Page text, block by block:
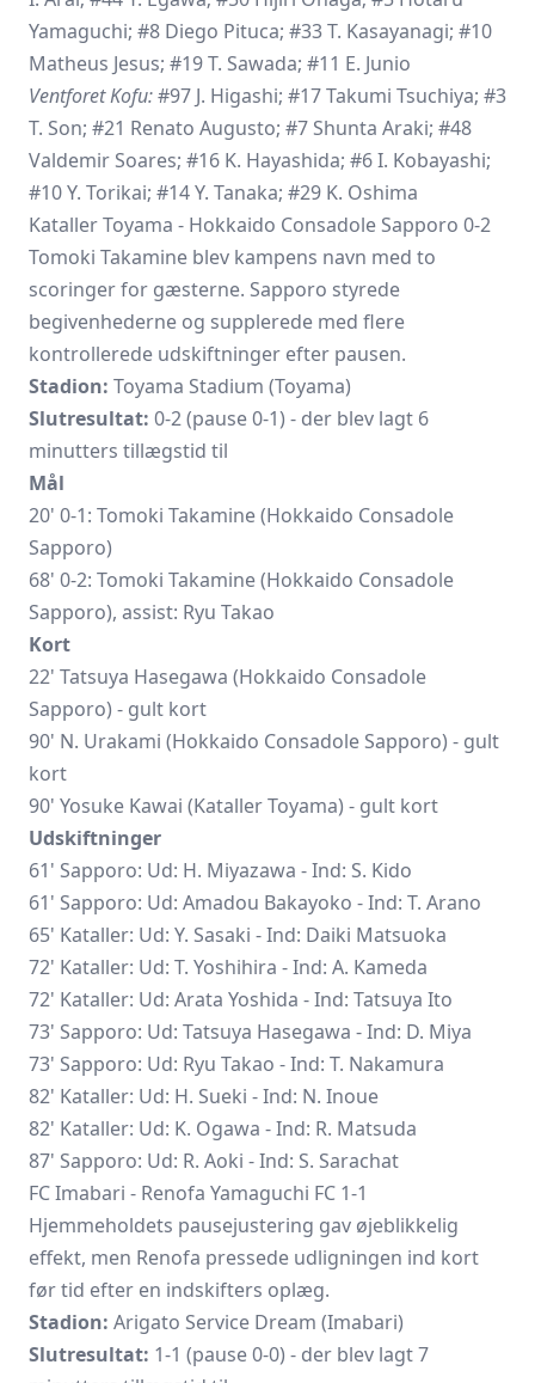
Yamaguchi; #8 Diego Pituca; #33 T. Kasayanagi; #10
Matheus Jesus; #19 T. Sawada; #11 E. Junio
Ventforet Kofu:#97 J. Higashi; #17 Takumi Tsuchiya; #3
T. Son; #21 Renato Augusto; #7 Shunta Araki; #48
Valdemir Soares; #16 K. Hayashida; #6 I. Kobayashi;
#10 Y. Torikai; #14 Y. Tanaka; #29 K. Oshima
Kataller Toyama - Hokkaido Consadole Sapporo 0-2
Tomoki Takamine blev kampens navn med to
scoringer for gæsterne. Sapporo styrede
begivenhederne og supplerede med flere
kontrollerede udskiftninger efter pausen.
Stadion: Toyama Stadium (Toyama)
Slutresultat: 0-2 (pause 0-1) - der blev lagt 6
minutters tillægstid til
Mål
20' 0-1: Tomoki Takamine (Hokkaido Consadole
Sapporo)
68' 0-2: Tomoki Takamine (Hokkaido Consadole
Sapporo), assist: Ryu Takao
Kort
22' Tatsuya Hasegawa (Hokkaido Consadole
Sapporo) - gult kort
90' N. Urakami (Hokkaido Consadole Sapporo) - gult
kort
90' Yosuke Kawai (Kataller Toyama) - gult kort
Udskiftninger
61' Sapporo: Ud: H. Miyazawa - Ind: S. Kido
61' Sapporo: Ud: Amadou Bakayoko - Ind: T. Arano
65' Kataller: Ud: Y. Sasaki - Ind: Daiki Matsuoka
72' Kataller: Ud: T. Yoshihira - Ind: A. Kameda
72' Kataller: Ud: Arata Yoshida - Ind: Tatsuya Ito
73' Sapporo: Ud: Tatsuya Hasegawa - Ind: D. Miya
73' Sapporo: Ud: Ryu Takao - Ind: T. Nakamura
82' Kataller: Ud: H. Sueki - Ind: N. Inoue
82' Kataller: Ud: K. Ogawa - Ind: R. Matsuda
87' Sapporo: Ud: R. Aoki - Ind: S. Sarachat
FC Imabari - Renofa Yamaguchi FC 1-1
Hjemmeholdets pausejustering gav øjeblikkelig
effekt, men Renofa pressede udligningen ind kort
før tid efter en indskifters oplæg.
Stadion: Arigato Service Dream (Imabari)
Slutresultat: 1-1 (pause 0-0) - der blev lagt 7